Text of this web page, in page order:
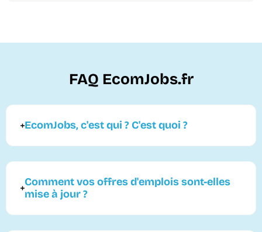
FAQ EcomJobs.fr
EcomJobs, c'est qui ? C'est quoi ?
Comment vos offres d'emplois sont-elles
mise à jour ?